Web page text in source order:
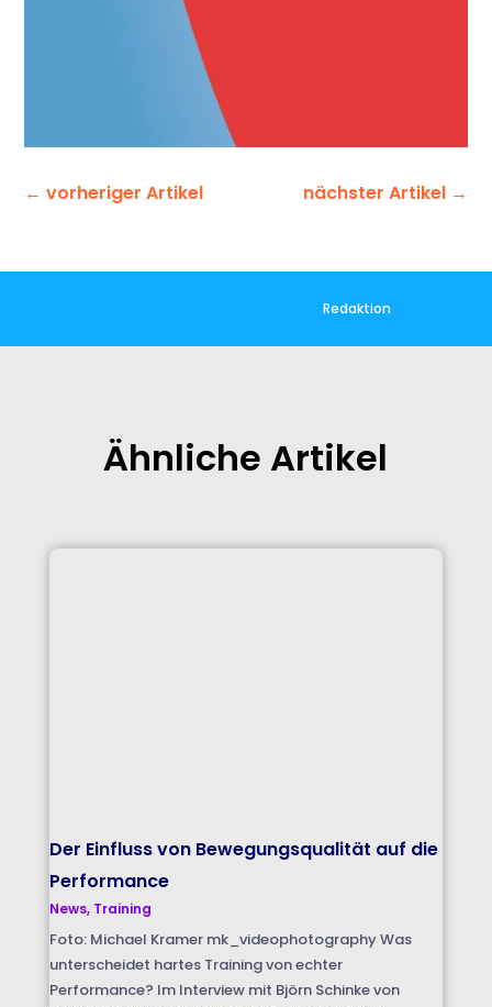
←vorheriger Artikel nächster Artikel→
Redaktion
Ähnliche Artikel
Der Einfluss von Bewegungsqualität auf die
Performance
News, Training
Foto: Michael Kramer mk_videophotography Was
unterscheidet hartes Training von echter
Performance? Im Interview mit Björn Schinke von